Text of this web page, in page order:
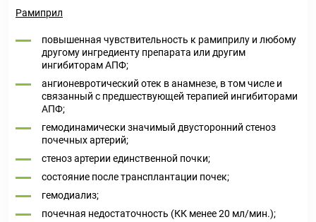
Рамиприл
повышенная чувствительность к рамиприлу и любому
другому ингредиенту препарата или другим
ингибиторам АПФ;
ангионевротический отек в анамнезе, в том числе и
связанный с предшествующей терапией ингибиторами
АПФ;
гемодинамически значимый двусторонний стеноз
почечных артерий;
стеноз артерии единственной почки;
состояние после трансплантации почек;
гемодиализ;
почечная недостаточность (КК менее 20 мл/мин.);